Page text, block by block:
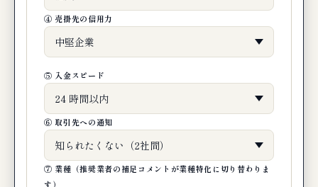
まとめ
④ 売掛先の信用力
⑤ 入金スピード
⑥ 取引先への通知
⑦ 業種（推奨業者の補足コメントが業種特化に切り替わりま
す）